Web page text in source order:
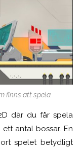
finns att spela.
där du får spela
antal bossar. En
spelet betydligt